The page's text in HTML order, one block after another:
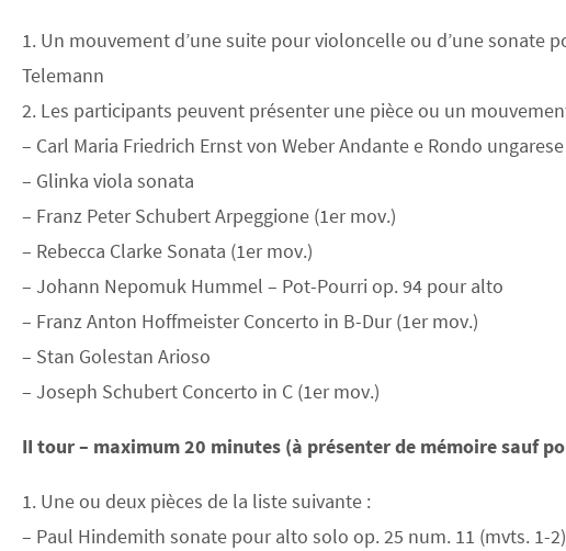
1. Un mouvement d’une suite pour violoncelle ou d’une sonate
Telemann
2. Les participants peuvent présenter une pièce ou un
– Carl Maria Friedrich Ernst von Weber Andante e Rondo ungarese
– Glinka viola sonata
– Franz Peter Schubert Arpeggione (1er mov.)
– Rebecca Clarke Sonata (1er mov.)
– Johann Nepomuk Hummel – Pot-Pourri op. 94 pour alto
– Franz Anton Hoffmeister Concerto in B-Dur (1er mov.)
– Stan Golestan Arioso
– Joseph Schubert Concerto in C (1er mov.)
II tour – maximum 20 minutes (à présenter de mémoire sauf
1. Une ou deux pièces de la liste suivante :
– Paul Hindemith sonate pour alto solo op. 25 num. 11 (mvts. 1-2)